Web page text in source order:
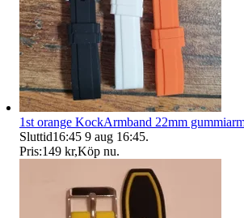
1st orange KockArmband 22mm
Sluttid16:45 9 aug 16:45.
Pris:149 kr,Köp nu.